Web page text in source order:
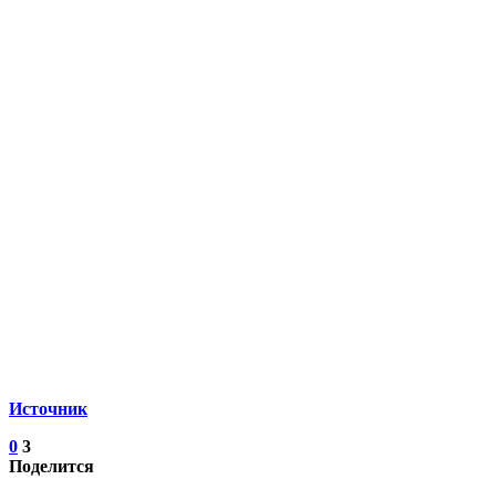
Источник
0 3
Поделится